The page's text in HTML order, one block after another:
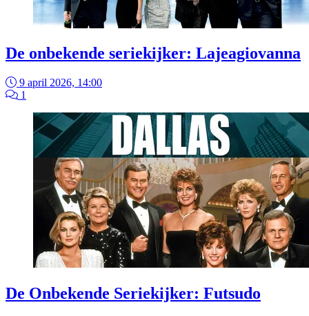
De onbekende seriekijker: Lajeagiovanna
9 april 2026, 14:00
1
De Onbekende Seriekijker: Futsudo